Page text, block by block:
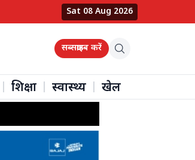
Sat 08 Aug 2026
सब्सक्राइब करें
शिक्षा स्वास्थ्य खेल